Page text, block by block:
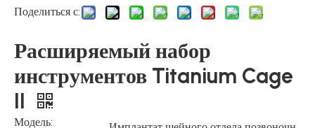
Поделиться с:
Расширяемый набор
инструментов Titanium Cage
II
Модель: